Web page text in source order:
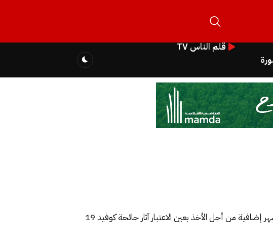
قلم الناس TV
أعطى الملك محمد السادس موافقته لتمديد المهلة المخصصة للجنة الخاصة بالنموذج التنموي، لستة أشهر إضافية من أجل الأخذ بعين الاعتبار آثار جائحة كوفيد 19